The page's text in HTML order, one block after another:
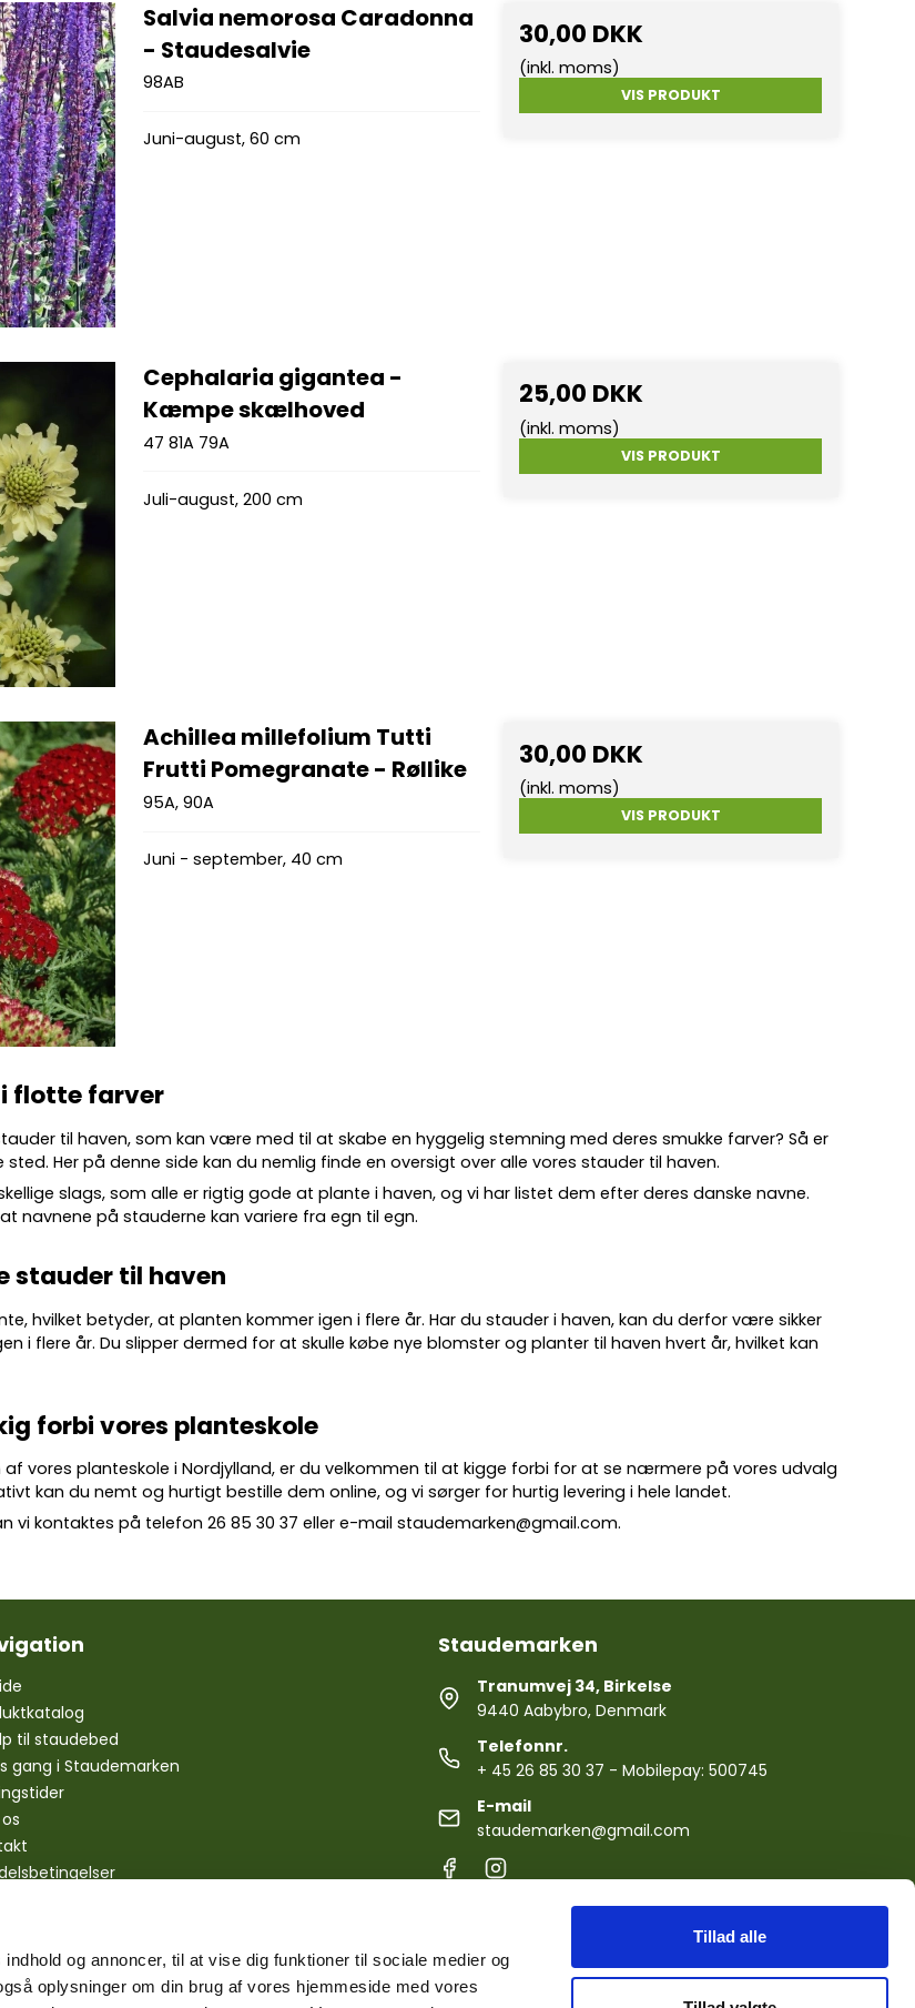
og annoncer, til at vise dig funktioner til sociale medier og
oplysninger om din brug af vores hjemmeside med vores
Tillad alle
Salvia nemorosa Caradonna
- Staudesalvie
98AB
Juni-august, 60 cm
30,00 DKK
(inkl. moms)
VIS PRODUKT
Cephalaria gigantea -
Kæmpe skælhoved
47 81A 79A
Juli-august, 200 cm
25,00 DKK
(inkl. moms)
VIS PRODUKT
Achillea millefolium Tutti
Frutti Pomegranate - Røllike
95A, 90A
Juni - september, 40 cm
30,00 DKK
(inkl. moms)
VIS PRODUKT
flotte farver
til haven, som kan være med til at skabe en hyggelig stemning med deres smukke farver? Så er
Her på denne side kan du nemlig finde en oversigt over alle vores stauder til haven.
slags, som alle er rigtig gode at plante i haven, og vi har listet dem efter deres danske navne.
på stauderne kan variere fra egn til egn.
stauder til haven
hvilket betyder, at planten kommer igen i flere år. Har du stauder i haven, kan du derfor være sikker
i flere år. Du slipper dermed for at skulle købe nye blomster og planter til haven hvert år, hvilket kan
forbi vores planteskole
vores planteskole i Nordjylland, er du velkommen til at kigge forbi for at se nærmere på vores udvalg
kan du nemt og hurtigt bestille dem online, og vi sørger for hurtig levering i hele landet.
vi kontaktes på telefon26 85 30 37 eller e-mailstaudemarken@gmail.com.
til staudebed
gang i Staudemarken
Staudemarken
Tranumvej 34, Birkelse
9440 Aabybro, Denmark
Telefonnr.
+ 45 26 85 30 37 - Mobilepay: 500745
E-mail
staudemarken@gmail.com